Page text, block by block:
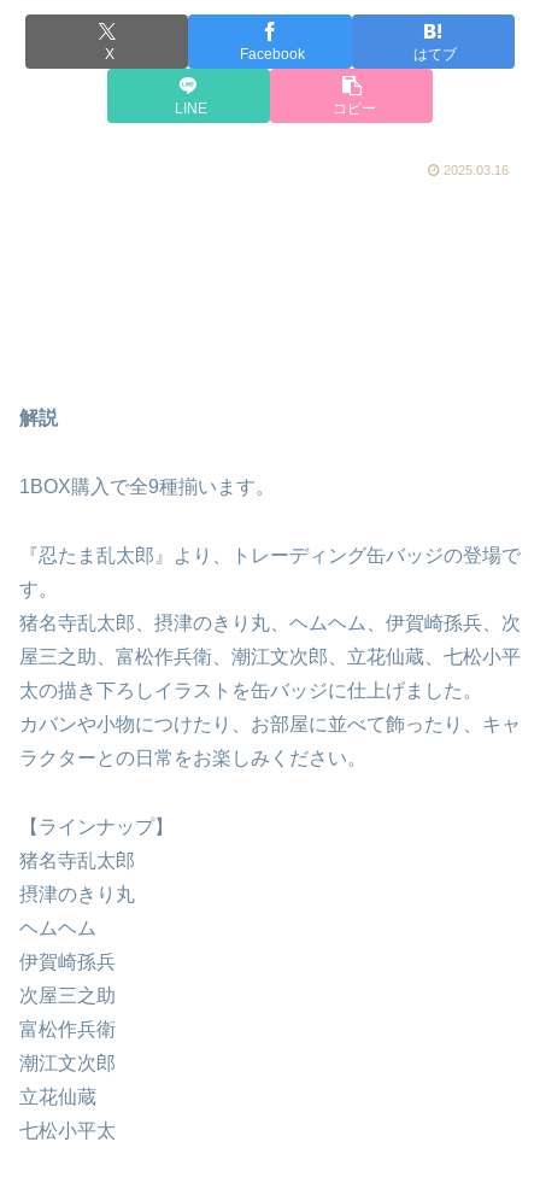
X Facebook はてブ
LINE コピー
2025.03.16
解説
1BOX購入で全9種揃います。
『忍たま乱太郎』より、トレーディング缶バッジの登場で
す。
猪名寺乱太郎、摂津のきり丸、ヘムヘム、伊賀崎孫兵、次
屋三之助、富松作兵衛、潮江文次郎、立花仙蔵、七松小平
太の描き下ろしイラストを缶バッジに仕上げました。
カバンや小物につけたり、お部屋に並べて飾ったり、キャ
ラクターとの日常をお楽しみください。
【ラインナップ】
猪名寺乱太郎
摂津のきり丸
ヘムヘム
伊賀崎孫兵
次屋三之助
富松作兵衛
潮江文次郎
立花仙蔵
七松小平太